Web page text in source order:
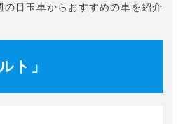
目玉車からおすすめの車を紹介
ト」